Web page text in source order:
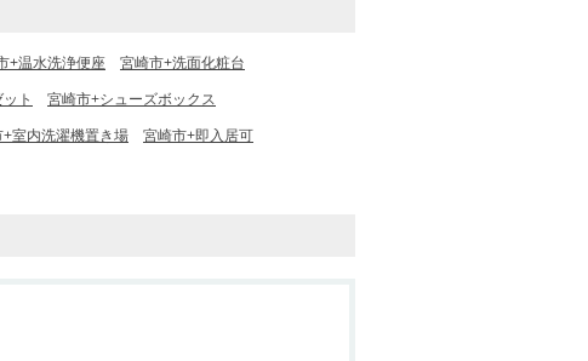
+温水洗浄便座 宮崎市+洗面化粧台
ト 宮崎市+シューズボックス
+室内洗濯機置き場 宮崎市+即入居可